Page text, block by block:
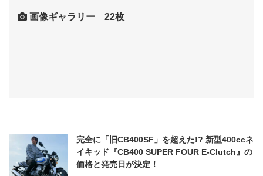
画像ギャラリー 22枚
完全に「旧CB400SF」を超えた!? 新型400ccネ
イキッド『CB400 SUPER FOUR E-Clutch』の
価格と発売日が決定！